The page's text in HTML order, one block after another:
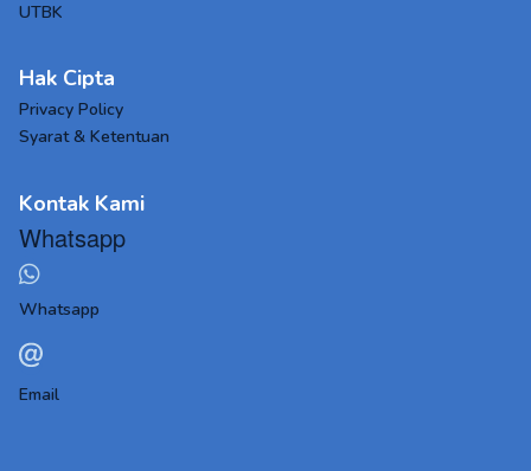
UTBK
Hak Cipta
Privacy Policy
Syarat & Ketentuan
Kontak Kami
Whatsapp
Whatsapp
Email